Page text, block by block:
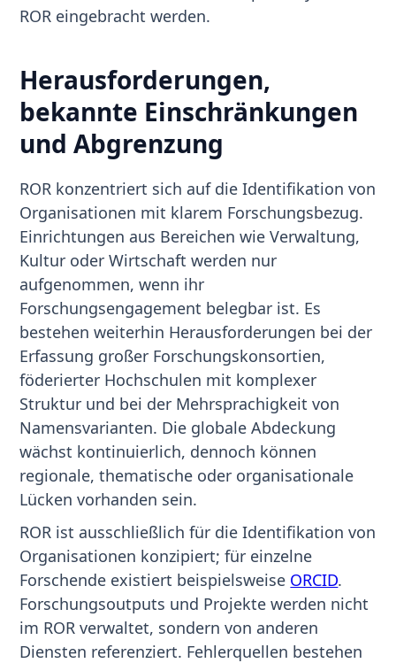
ROR eingebracht werden.
Herausforderungen,
bekannte Einschränkungen
und Abgrenzung
ROR konzentriert sich auf die Identifikation von
Organisationen mit klarem Forschungsbezug.
Einrichtungen aus Bereichen wie Verwaltung,
Kultur oder Wirtschaft werden nur
aufgenommen, wenn ihr
Forschungsengagement belegbar ist. Es
bestehen weiterhin Herausforderungen bei der
Erfassung großer Forschungskonsortien,
föderierter Hochschulen mit komplexer
Struktur und bei der Mehrsprachigkeit von
Namensvarianten. Die globale Abdeckung
wächst kontinuierlich, dennoch können
regionale, thematische oder organisationale
Lücken vorhanden sein.
ROR ist ausschließlich für die Identifikation von
Organisationen konzipiert; für einzelne
Forschende existiert beispielsweise ORCID.
Forschungsoutputs und Projekte werden nicht
im ROR verwaltet, sondern von anderen
Diensten referenziert. Fehlerquellen bestehen